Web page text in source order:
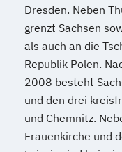
Dresden. Neben
grenzt Sachsen
als auch an die
Republik Polen.
2008 besteht
und den drei
und Chemnitz.
Frauenkirche und